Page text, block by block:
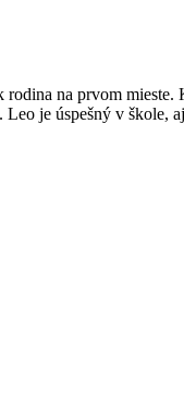
na prvom mieste.
je úspešný v škole,